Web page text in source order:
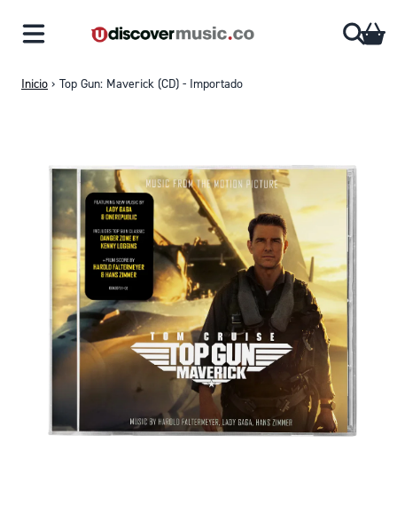
Inicio › Top Gun: Maverick (CD) - Importado